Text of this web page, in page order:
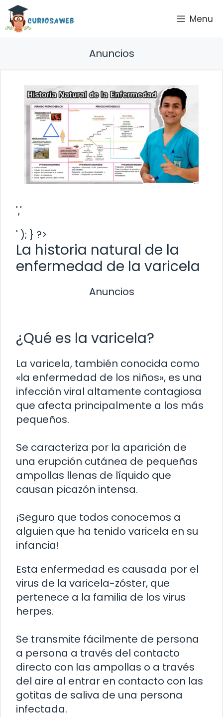
Saltar
contenido
Menu
Anuncios
','
' ); } ?>
La historia natural de la
enfermedad de la varicela
Anuncios
¿Qué es la varicela?
La varicela, también conocida como
«la enfermedad de los niños», es una
infección viral altamente contagiosa
que afecta principalmente a los más
pequeños.
Se caracteriza por la aparición de
una erupción cutánea de pequeñas
ampollas llenas de líquido que
causan picazón intensa.
¡Seguro que todos conocemos a
alguien que ha tenido varicela en su
infancia!
Esta enfermedad es causada por el
virus de la varicela-zóster, que
pertenece a la familia de los virus
herpes.
Se transmite fácilmente de persona
a persona a través del contacto
directo con las ampollas o a través
del aire al entrar en contacto con las
gotitas de saliva de una persona
infectada.